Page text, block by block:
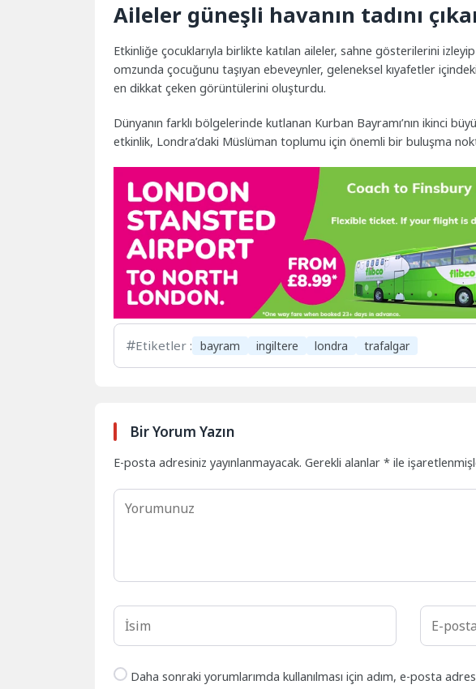
Aileler güneşli havanın tadını
Etkinliğe çocuklarıyla birlikte katılan aileler, sahne gösterilerini
omzunda çocuğunu taşıyan ebeveynler, geleneksel kıyafetler
en dikkat çeken görüntülerini oluşturdu.
Dünyanın farklı bölgelerinde kutlanan Kurban Bayramı’nın ikinci
etkinlik, Londra’daki Müslüman toplumu için önemli bir buluşma
Etiketler : bayram ingiltere londra trafalgar
Bir Yorum Yazın
E-posta adresiniz yayınlanmayacak. Gerekli alanlar* ile
Daha sonraki yorumlarımda kullanılması için adım, e-posta